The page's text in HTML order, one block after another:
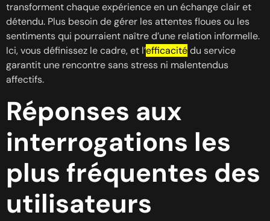
transforment chaque expérience en un échange clair et
détendu. Plus besoin de gérer les attentes floues ou les
sentiments qui pourraient naître d’une relation informelle.
Ici, vous définissez le cadre, et l’efficacitédu service
garantit une rencontre sans stress ni malentendus
affectifs.
Réponses aux
interrogations les
plus fréquentes des
utilisateurs